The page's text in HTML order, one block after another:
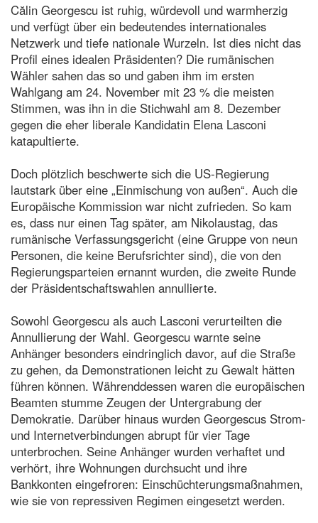
Călin Georgescu ist ruhig, würdevoll und warmherzig
und verfügt über ein bedeutendes internationales
Netzwerk und tiefe nationale Wurzeln. Ist dies nicht das
Profil eines idealen Präsidenten? Die rumänischen
Wähler sahen das so und gaben ihm im ersten
Wahlgang am 24. November mit 23 % die meisten
Stimmen, was ihn in die Stichwahl am 8. Dezember
gegen die eher liberale Kandidatin Elena Lasconi
katapultierte.
Doch plötzlich beschwerte sich die US-Regierung
lautstark über eine „Einmischung von außen“. Auch die
Europäische Kommission war nicht zufrieden. So kam
es, dass nur einen Tag später, am Nikolaustag, das
rumänische Verfassungsgericht (eine Gruppe von neun
Personen, die keine Berufsrichter sind), die von den
Regierungsparteien ernannt wurden, die zweite Runde
der Präsidentschaftswahlen annullierte.
Sowohl Georgescu als auch Lasconi verurteilten die
Annullierung der Wahl. Georgescu warnte seine
Anhänger besonders eindringlich davor, auf die Straße
zu gehen, da Demonstrationen leicht zu Gewalt hätten
führen können. Währenddessen waren die europäischen
Beamten stumme Zeugen der Untergrabung der
Demokratie. Darüber hinaus wurden Georgescus Strom-
und Internetverbindungen abrupt für vier Tage
unterbrochen. Seine Anhänger wurden verhaftet und
verhört, ihre Wohnungen durchsucht und ihre
Bankkonten eingefroren: Einschüchterungsmaßnahmen,
wie sie von repressiven Regimen eingesetzt werden.